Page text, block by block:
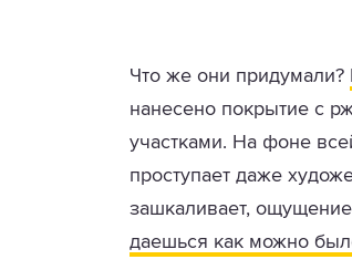
Что же они придумали?
нанесено покрытие с
участками. На фоне
проступает даже
зашкаливает, ощущение,
даешься как можно